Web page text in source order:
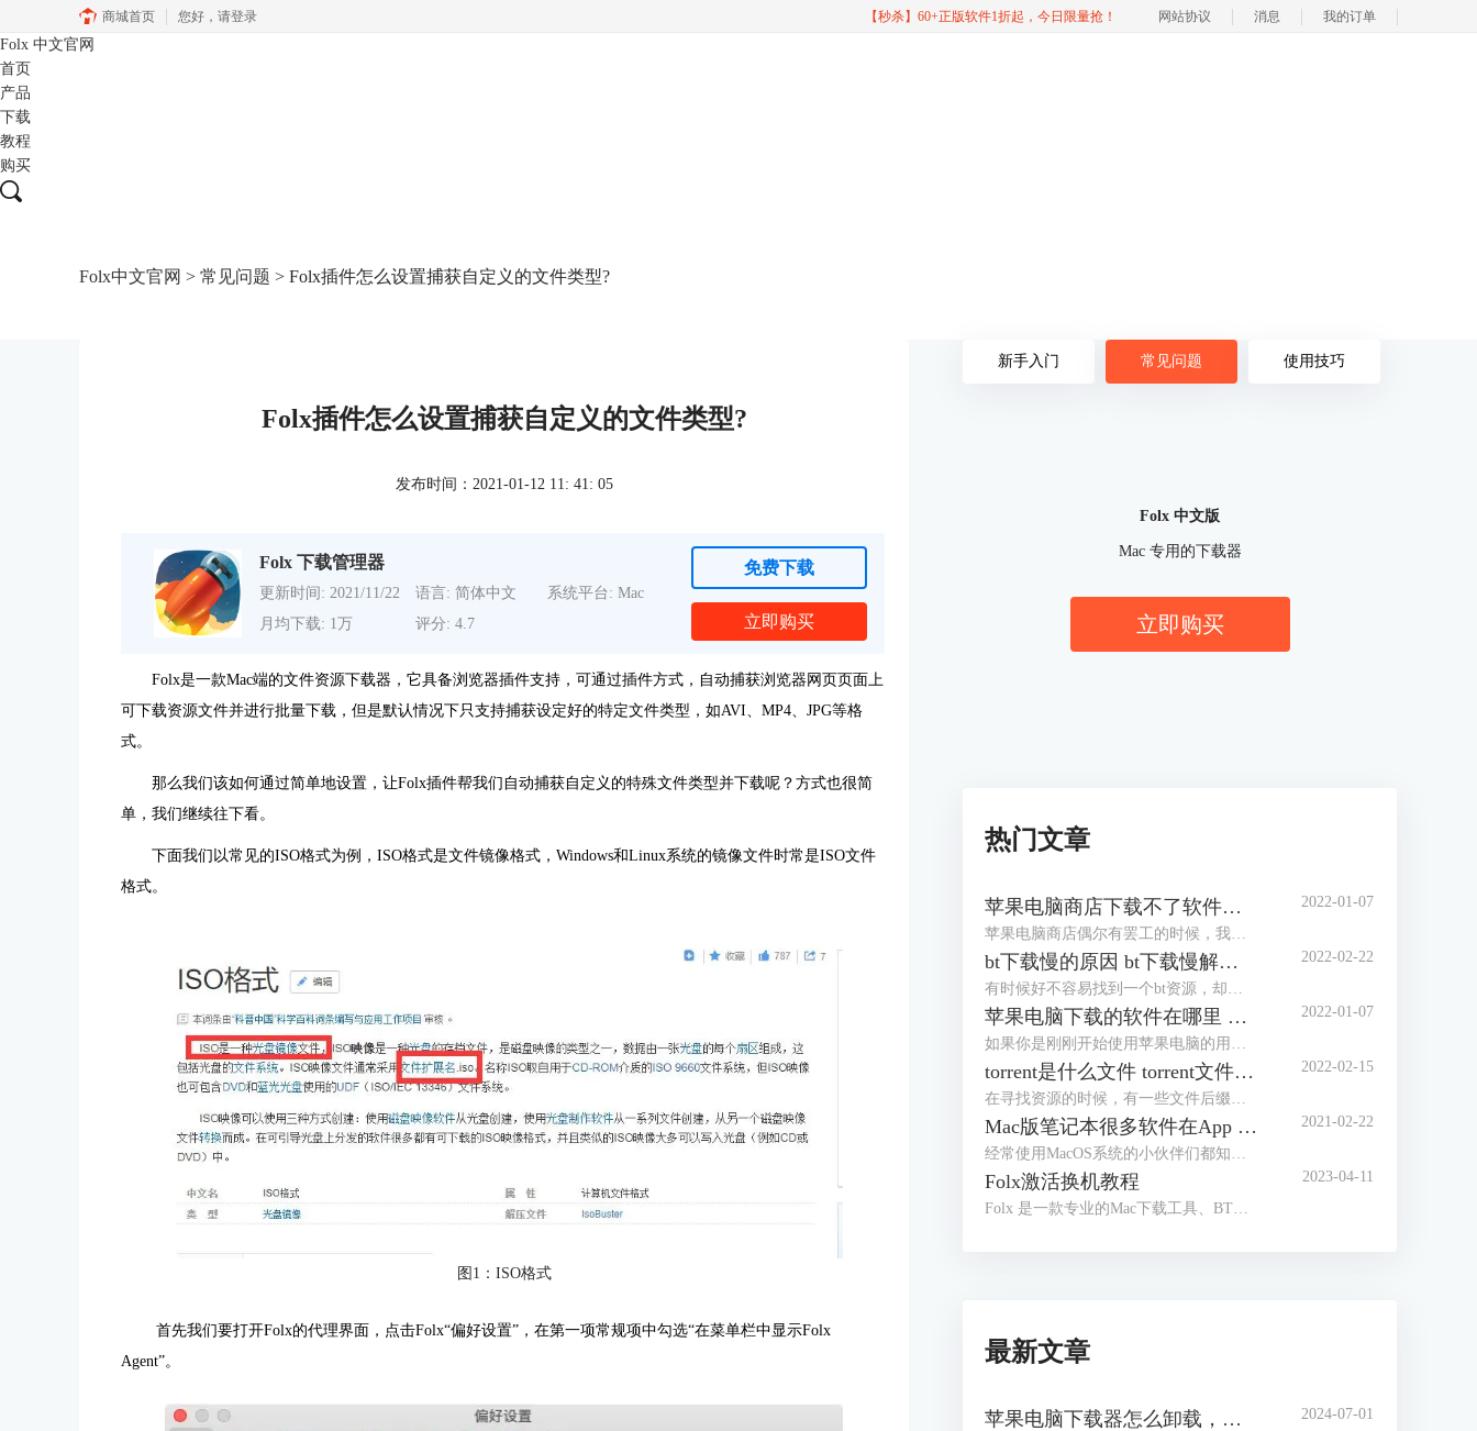
商城首页 您好， 请登录 【秒杀】60+正版软件1折起，今日限量抢！ 网站协议 消息 我的订单
Folx 中文官网
首页
产品
下载
教程
购买
Folx中文官网 > 常见问题 > Folx插件怎么设置捕获自定义的文件类型?
Folx插件怎么设置捕获自定义的文件类型?
发布时间：2021-01-12 11: 41: 05
Folx 下载管理器
更新时间: 2021/11/22 语言: 简体中文
系统平台: Mac
月均下载: 1万
评分: 4.7
免费下载
立即购买
Folx是一款Mac端的文件资源下载器，它具备浏览器插件支持，可通过插件方式，自动捕获浏览器网页页面上
可下载资源文件并进行批量下载，但是默认情况下只支持捕获设定好的特定文件类型，如AVI、MP4、JPG等格
式。
那么我们该如何通过简单地设置，让Folx插件帮我们自动捕获自定义的特殊文件类型并下载呢？方式也很简
单，我们继续往下看。
下面我们以常见的ISO格式为例，ISO格式是文件镜像格式，Windows和Linux系统的镜像文件时常是ISO文件
格式。
图1：ISO格式
首先我们要打开Folx的代理界面，点击Folx“偏好设置”，在第一项常规项中勾选“在菜单栏中显示Folx
Agent”。
新手入门 常见问题 使用技巧
Folx 中文版
Mac 专用的下载器
立即购买
热门文章
苹果电脑商店下载不了软件的原因 苹果电脑怎么下载软件
苹果电脑商店偶尔有罢工的时候，我们需要的软件无法下载，那么我们就需要借助Folx这类型bt下载器来完成软件下载。苹果电脑商店下载不了软件的原因，苹果电脑怎么下载软件，我们将在下文中细细讲来。
2022-01-07
bt下载慢的原因 bt下载慢解决方法
有时候好不容易找到一个bt资源，却发现下载速度出奇的慢，不知道原因，也不知道如何解决。下文将介绍bt下载慢的原因，bt下载慢解决方法，供参考。
2022-02-22
苹果电脑下载的软件在哪里 mac应用程序安装在哪个目录
如果你是刚刚开始使用苹果电脑的用户，可能会出现以下的困惑：苹果电脑下载的软件在哪里，mac应用程序安装中哪个目录？接下来就将在文中解答这两个问题。
2022-01-07
torrent是什么文件 torrent文件怎么打开
在寻找资源的时候，有一些文件后缀是“.torrent”,那么.torrent是什么文件，torrent文件怎么打开？下文中将对该问题进行介绍。
2022-02-15
Mac版笔记本很多软件在App Store上没有，如何下载呢？
经常使用MacOS系统的小伙伴们都知道，作为一个相对封闭的系统，苹果是有官方的应用商店（App Store）用于软件下载的，但是它的软件数量相对较少，许多应用并不支持下载。我们可以先给Mac系统安装上Folx软件，这是一款专门用于苹果系统的文件下载软件。它拥有Folx版和Folx Pro版，后者的功能相比前者要更多更强大些。
2021-02-22
Folx激活换机教程
Folx 是一款专业的Mac下载工具、BT下载器。它提供了方便的下载管理，灵活的设置等。Folx 具有一个独特的系统来分类和保留下载的内容。下面带大家了解一下Folx如何激活。
2023-04-11
最新文章
苹果电脑下载器怎么卸载，苹果电脑下载选项在哪 2024-07-01